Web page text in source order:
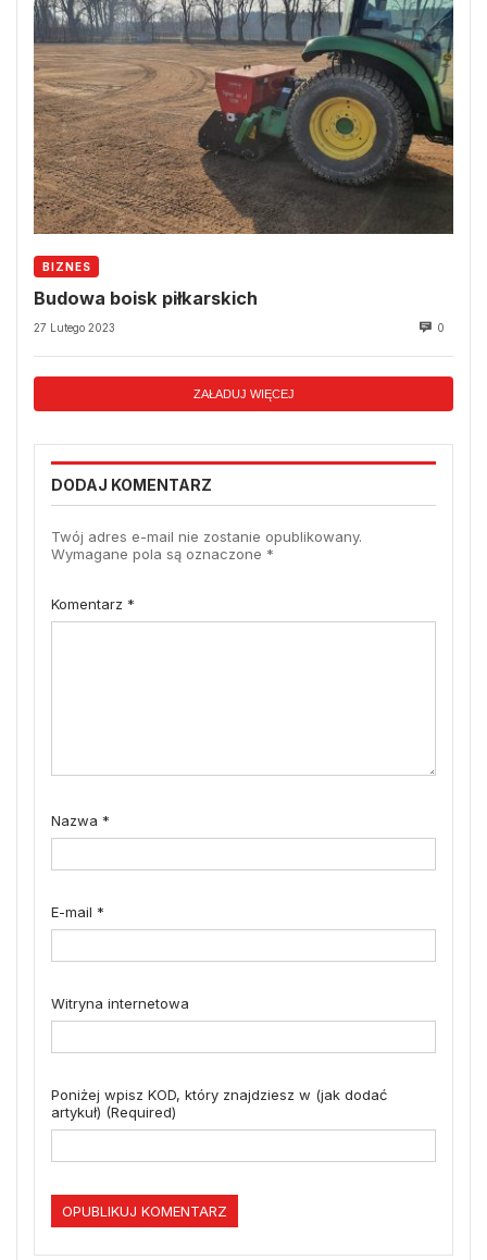
BIZNES
Budowa boisk piłkarskich
27 Lutego 2023 0
ZAŁADUJ WIĘCEJ
DODAJ KOMENTARZ
Twój adres e-mail nie zostanie opublikowany.
Wymagane pola są oznaczone *
Komentarz *
Nazwa *
E-mail *
Witryna internetowa
Poniżej wpisz KOD, który znajdziesz w (jak dodać
artykuł) (Required)